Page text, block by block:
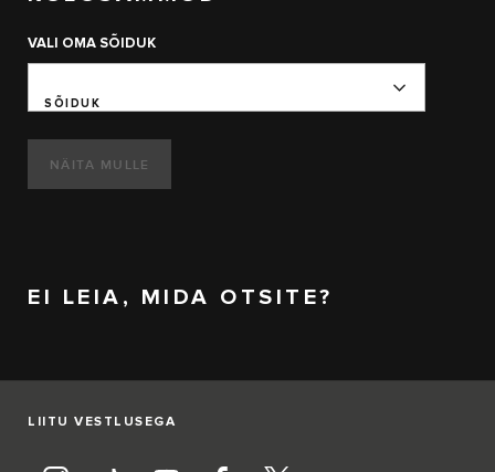
VALI OMA SÕIDUK
SÕIDUK
NÄITA MULLE
EI LEIA, MIDA OTSITE?
LIITU VESTLUSEGA